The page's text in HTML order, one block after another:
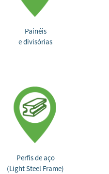
Painéis
e divisórias
Perfis de aço
(Light Steel Frame)